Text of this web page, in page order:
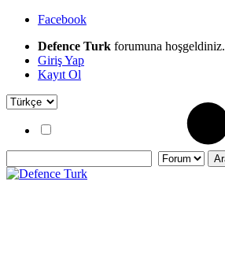
Facebook
Defence Turk forumuna hoşgeldiniz.
Giriş Yap
Kayıt Ol